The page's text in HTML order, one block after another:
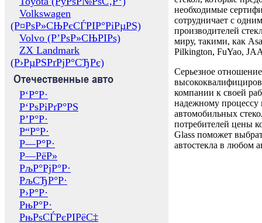
Volkswagen
(Р¤РѕР»СЊРєСЃРІР°РіРµРЅ)
Volvo (Р’РѕР»СЊРІРѕ)
ZX Landmark
(Р›РµРЅРґРјР°СЂРє)
Отечественные авто
Р‘Р°Р·
Р‘РѕРіРґР°РЅ
Р’Р°Р·
Р“Р°Р·
Р—Р°Р·
Р—РёР»
РљР°РјР°Р·
РљСЂР°Р·
Р›Р°Р·
РњР°Р·
РњРѕСЃРєРІРёС‡
необходимые
сотрудничает с
производителей
миру, такими, как
Pilkington, FuYao,
Серьезное отношение
компании к своей
надежному процессу
автомобильных
потребителей цены
Glass поможет
автостекла в любом